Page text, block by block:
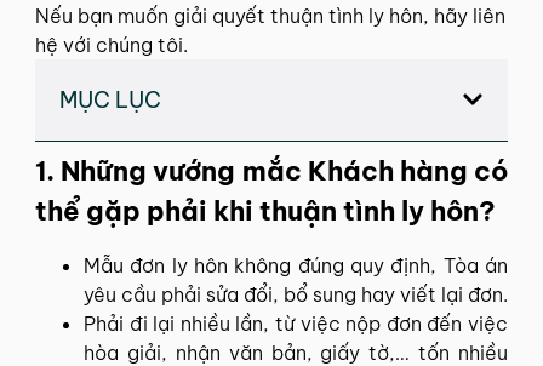
Nếu bạn muốn giải quyết thuận tình ly hôn, hãy liên
hệ với chúng tôi.
MỤC LỤC
1. Những vướng mắc Khách hàng có
thể gặp phải khi thuận tình ly hôn?
Mẫu đơn ly hôn không đúng quy định, Tòa án
yêu cầu phải sửa đổi, bổ sung hay viết lại đơn.
Phải đi lại nhiều lần, từ việc nộp đơn đến việc
hòa giải, nhận văn bản, giấy tờ,… tốn nhiều